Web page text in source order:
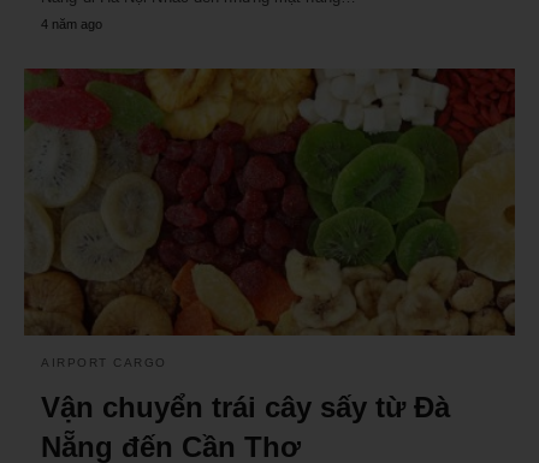
4 năm ago
AIRPORT CARGO
Vận chuyển trái cây sấy từ Đà
Nẵng đến Cần Thơ